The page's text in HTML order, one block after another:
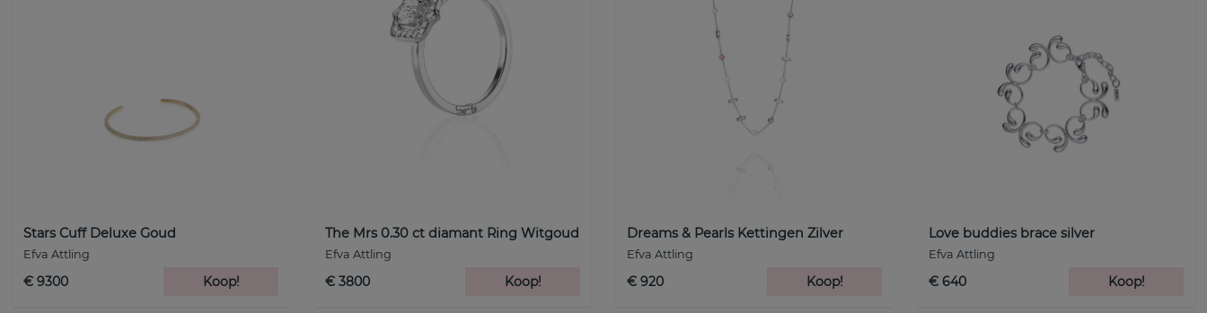
Stars Cuff Deluxe Goud
Efva Attling
€ 9300 Koop!
The Mrs 0.30 ct diamant Ring Witgoud
Efva Attling
€ 3800 Koop!
Dreams & Pearls Kettingen Zilver
Efva Attling
€ 920 Koop!
Love buddies brace silver
Efva Attling
€ 640 Koop!